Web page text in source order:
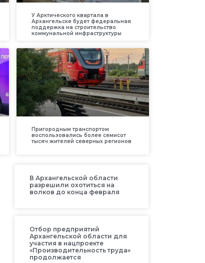
У Арктического квартала в
Архангельске будет федеральная
поддержка на строительство
коммунальной инфраструктуры
Пригородным транспортом
воспользовались более семисот
тысяч жителей северных регионов
В Архангельской области
разрешили охотиться на
волков до конца февраля
Отбор предприятий
Архангельской области для
участия в нацпроекте
«Производительность труда»
продолжается